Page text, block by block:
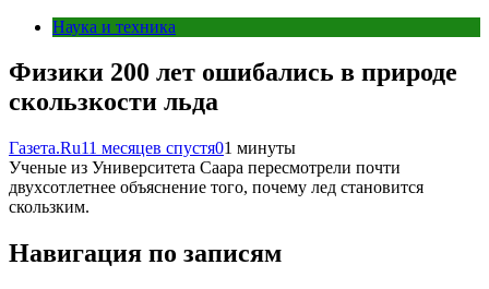
Наука и техника
Физики 200 лет ошибались в природе
скользкости льда
Газета.Ru11 месяцев спустя01 минуты
Ученые из Университета Саара пересмотрели почти
двухсотлетнее объяснение того, почему лед становится
скользким.
Навигация по записям